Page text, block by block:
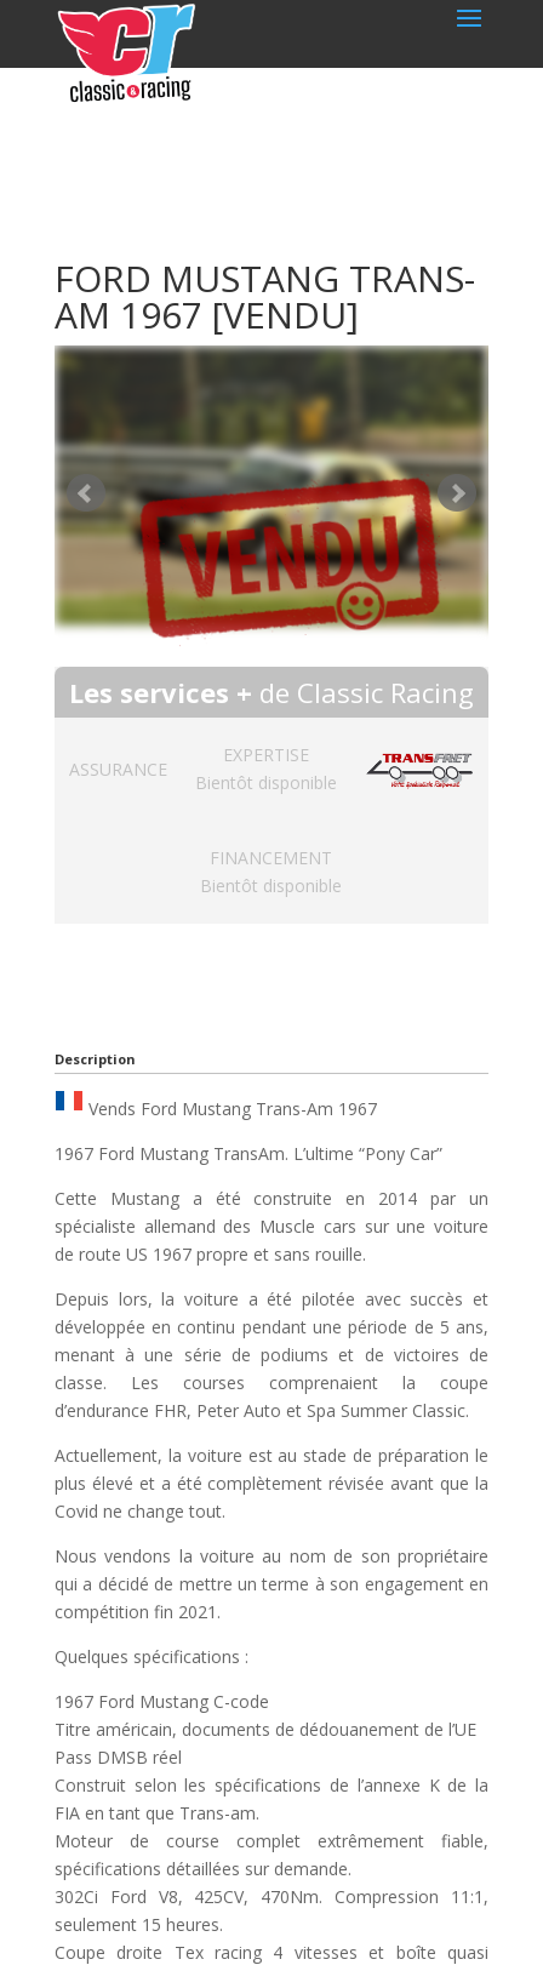
FORD MUSTANG TRANS-
AM 1967 [VENDU]
Les services + de Classic Racing
ASSURANCE
EXPERTISE
Bientôt disponible
FINANCEMENT
Bientôt disponible
Description
Vends Ford Mustang Trans-Am 1967
1967 Ford Mustang TransAm. L’ultime “Pony Car”
Cette Mustang a été construite en 2014 par un
spécialiste allemand des Muscle cars sur une voiture
de route US 1967 propre et sans rouille.
Depuis lors, la voiture a été pilotée avec succès et
développée en continu pendant une période de 5 ans,
menant à une série de podiums et de victoires de
classe. Les courses comprenaient la coupe
d’endurance FHR, Peter Auto et Spa Summer Classic.
Actuellement, la voiture est au stade de préparation le
plus élevé et a été complètement révisée avant que la
Covid ne change tout.
Nous vendons la voiture au nom de son propriétaire
qui a décidé de mettre un terme à son engagement en
compétition fin 2021.
Quelques spécifications :
1967 Ford Mustang C-code
Titre américain, documents de dédouanement de l’UE
Pass DMSB réel
Construit selon les spécifications de l’annexe K de la
FIA en tant que Trans-am.
Moteur de course complet extrêmement fiable,
spécifications détaillées sur demande.
302Ci Ford V8, 425CV, 470Nm. Compression 11:1,
seulement 15 heures.
Coupe droite Tex racing 4 vitesses et boîte quasi